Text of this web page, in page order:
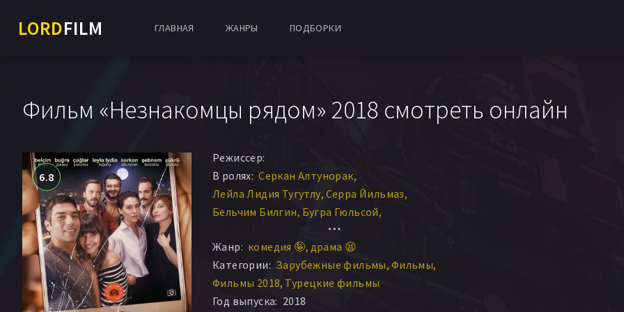
LORDFILM ГЛАВНАЯ ЖАНРЫ ПОДБОРКИ
Фильм «Незнакомцы рядом» 2018 смотреть онлайн
6.8
Режиссер:
В ролях: Серкан Алтунорак
Лейла Лидия Тугутлу Серра Йильмаз
Бельчим Билгин Бугра Гюльсой
Sebnem Bozoklu
Чаглар Чорумлу
Шюкрю Озйылдыз
Жанр: комедия 🤪 драма 😫
Категории: Зарубежные фильмы Фильмы
Фильмы 2018 Турецкие фильмы
Год выпуска: 2018